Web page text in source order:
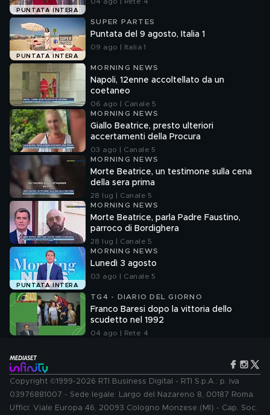
PUNTATA INTERA
PUNTATA INTERA
SUPER PARTES
Puntata del 9 agosto, Italia 1
09 ago | Italia 1
MORNING NEWS
Napoli, 12enne accoltellato da un
coetaneo
06 ago | Canale 5
MORNING NEWS
Giallo Beatrice, presto ulteriori
accertamenti della Procura
03 ago | Canale 5
MORNING NEWS
Morte Beatrice, un testimone sulla cena
della sera prima
28 lug | Canale 5
MORNING NEWS
Morte Beatrice, parla Padre Faustino,
parroco di Bordighera
28 lug | Canale 5
PUNTATA INTERA
MORNING NEWS
Lunedì 3 agosto
03 ago | Canale 5
TG4 - DIARIO DEL GIORNO
Franco Baresi dopo la vittoria dello
scudetto nel 1992
04 ago | Rete 4
Copyright ©1999-2026 RTI Business Digital - RTI S.p.A.: p. iva
03976881007 - Sede legale: Largo del Nazareno 8, 00187 Roma.
Uffici: Viale Europa 46, 20093 Cologno Monzese (MI) - Cap. Soc.